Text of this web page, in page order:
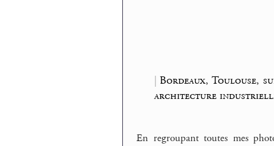
|Bordeaux, Toulouse,
architecture
En regroupant toutes mes